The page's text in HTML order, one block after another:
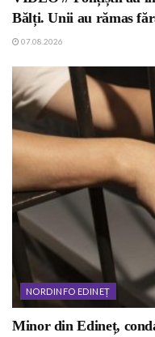
Bălți. Unii au rămas
07.08.2026
NORDINFO EDINEȚ
Minor din Edineț,